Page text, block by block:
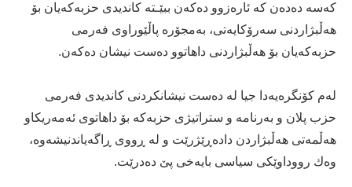
كه‌سه‌ ده‌ده‌ن كه‌ ئاره‌زوو ده‌كه‌ن ببێـته‌ كاندیدى حزبه‌كه‌یان بۆ
هه‌ڵبژاردنى سه‌رۆكایه‌تى، به‌مجۆره‌ پاڵێوراوى فه‌رمى
حزبه‌كه‌یان بۆ هه‌ڵبژاردنى داهاتوو ده‌ست نیشان ده‌كه‌ن.
له‌م كۆنگره‌یه‌دا جیا له‌ ده‌ست نیشانكردنى كاندیدى فه‌رمى
حزب پلان و به‌رنامه‌ و ستراتیژى حزبه‌كه‌ بۆ داهاتوى ئه‌مه‌ریكاو
هه‌ڵمه‌تى هه‌ڵبژاردن داده‌ڕێژرێت و له‌ ڕووى ڕاگه‌یاندنیشه‌وه‌،
وه‌ك رووداوێكى سیاسى بایه‌خى پێ ده‌درێت.